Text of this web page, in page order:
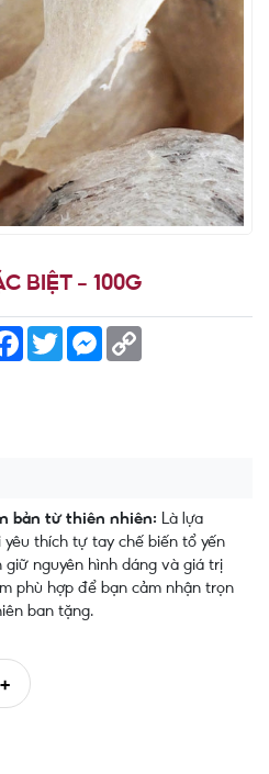
BIỆT - 100G
Facebook
Twitter Messenger
bản từ thiên nhiên:
Là lựa
thích tự tay chế biến tổ yến
giữ nguyên hình dáng và giá trị
phù hợp để bạn cảm nhận trọn
ban tặng.
+